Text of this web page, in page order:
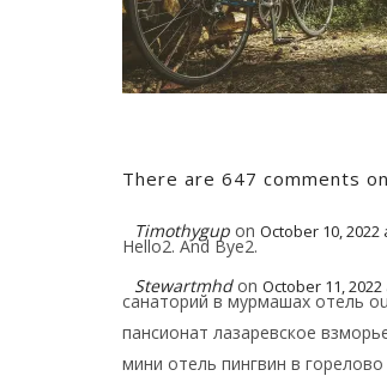
There are 647 comments on
Timothygup on October 10, 2022
Hello2. And Bye2.
Stewartmhd on October 11, 2022
санаторий в мурмашах отель
пансионат лазаревское
мини отель пингвин в